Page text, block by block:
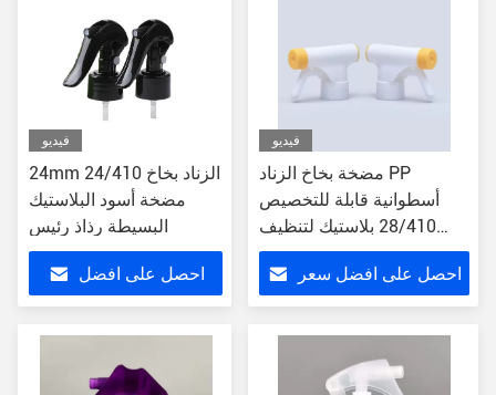
فيديو
24mm 24/410 الزناد بخاخ
مضخة أسود البلاستيك
البسيطة رذاذ رئيس
احصل على افضل
فيديو
مضخة بخاخ الزناد PP
أسطوانية قابلة للتخصيص
28/410 بلاستيك لتنظيف
الحدائق
احصل على افضل سعر